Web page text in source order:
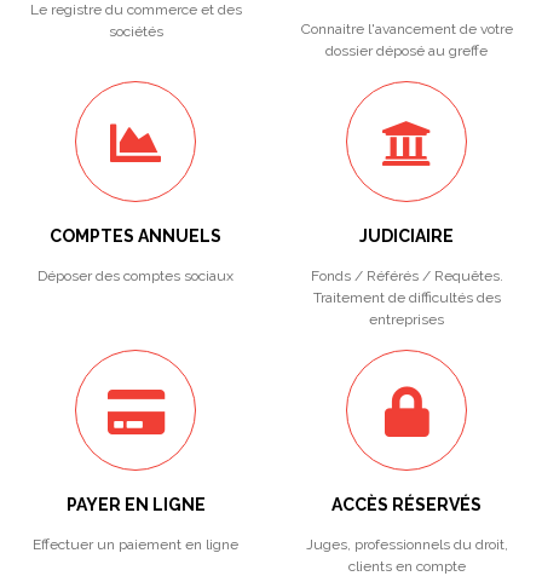
Le registre du commerce et des
sociétés
Connaitre l'avancement de votre
dossier déposé au greffe
COMPTES ANNUELS
Déposer des comptes sociaux
JUDICIAIRE
Fonds / Référés / Requêtes.
Traitement de difficultés des
entreprises
PAYER EN LIGNE
Effectuer un paiement en ligne
ACCÈS RÉSERVÉS
Juges, professionnels du droit,
clients en compte